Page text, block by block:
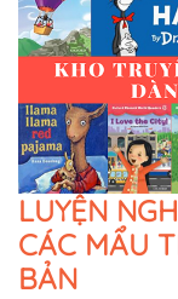
LUYỆN
CÁC MẨU
BẢN